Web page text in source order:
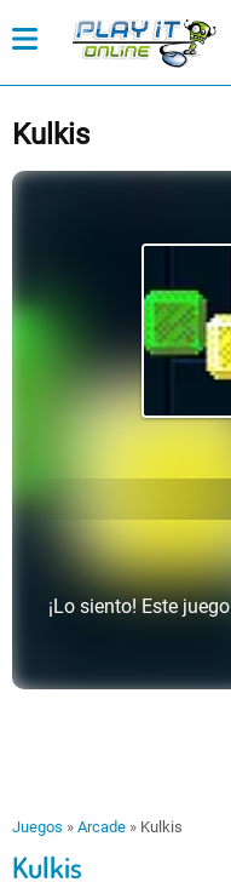
Kulkis
¡Lo siento! Este
Juegos » Arcade » Kulkis
Kulkis